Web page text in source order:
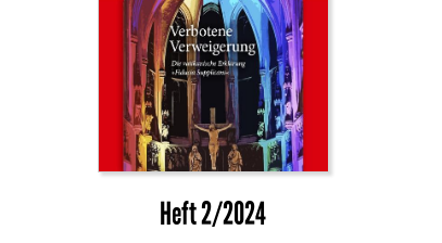
Heft 2/2024